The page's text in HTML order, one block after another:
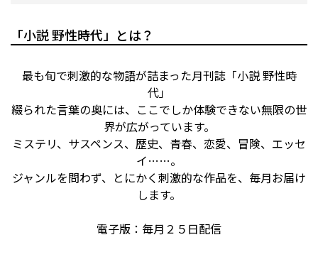
「小説 野性時代」とは？
最も旬で刺激的な物語が詰まった月刊誌「小説 野性時
代」
綴られた言葉の奥には、ここでしか体験できない無限の世
界が広がっています。
ミステリ、サスペンス、歴史、青春、恋愛、冒険、エッセ
イ……。
ジャンルを問わず、とにかく刺激的な作品を、毎月お届け
します。
電子版：毎月２５日配信